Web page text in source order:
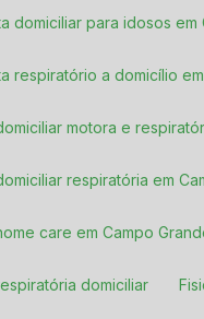
domiciliar para idosos em
respiratório a domicílio
motora e
respiratória em
care em Campo
domiciliar